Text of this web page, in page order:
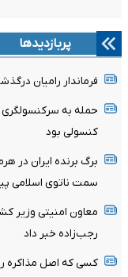
پربازدیدها
فرماندار رامیان
حمله به
کنسولی بود
برگ برنده ایران در
سمت ناتوی اسلامی
معاون امنیتی وزیر
رجب‌زاده خبر داد
کسی که اصل مذاکره